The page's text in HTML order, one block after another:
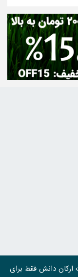
ارکان دانش فقط برای